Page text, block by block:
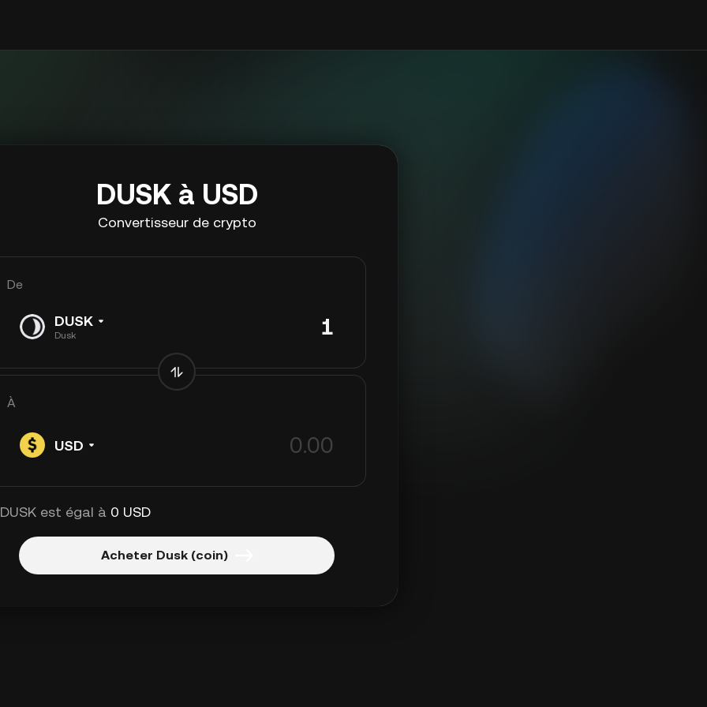
DUSK à USD
Convertisseur de crypto
De
DUSK
Dusk
À
USD
est égal à 0 USD
Acheter Dusk (coin)